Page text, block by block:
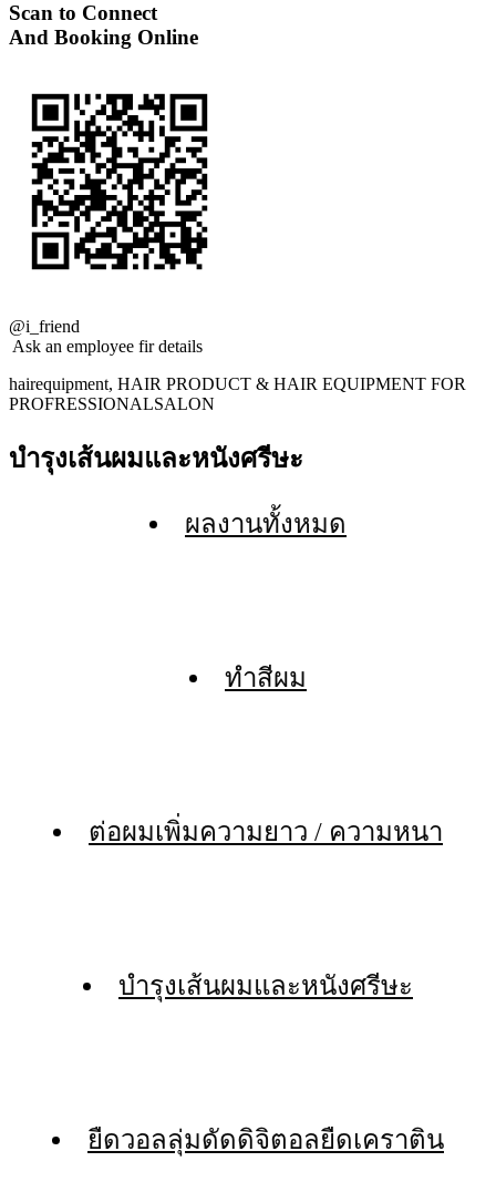
Scan to Connect
And Booking Online
@i_friend
Ask an employee fir details
hairequipment, HAIR PRODUCT & HAIR EQUIPMENT FOR
PROFRESSIONALSALON
บำรุงเส้นผมและหนังศรีษะ
ผลงานทั้งหมด
ทำสีผม
ต่อผมเพิ่มความยาว / ความหนา
บำรุงเส้นผมและหนังศรีษะ
ยืดวอลลุ่มดัดดิจิตอลยืดเคราติน